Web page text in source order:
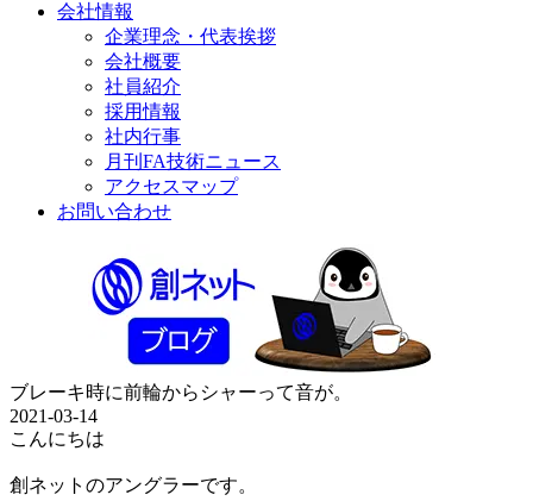
会社情報
企業理念・代表挨拶
会社概要
社員紹介
採用情報
社内行事
月刊FA技術ニュース
アクセスマップ
お問い合わせ
ブレーキ時に前輪からシャーって音が。
2021-03-14
こんにちは
創ネットのアングラーです。